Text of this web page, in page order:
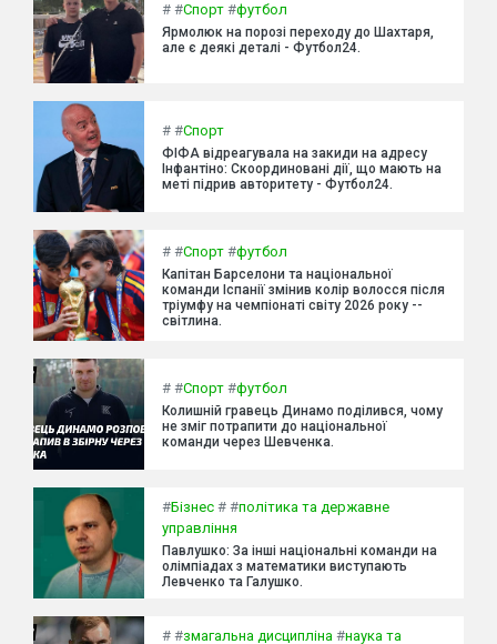
# #Спорт #футбол
Ярмолюк на порозі переходу до Шахтаря,
але є деякі деталі - Футбол24.
# #Спорт
ФІФА відреагувала на закиди на адресу
Інфантіно: Скоординовані дії, що мають на
меті підрив авторитету - Футбол24.
# #Спорт #футбол
Капітан Барселони та національної
команди Іспанії змінив колір волосся після
тріумфу на чемпіонаті світу 2026 року --
світлина.
# #Спорт #футбол
Колишній гравець Динамо поділився, чому
не зміг потрапити до національної
команди через Шевченка.
#Бізнес # #політика та державне
управління
Павлушко: За інші національні команди на
олімпіадах з математики виступають
Левченко та Галушко.
# #змагальна дисципліна #наука та